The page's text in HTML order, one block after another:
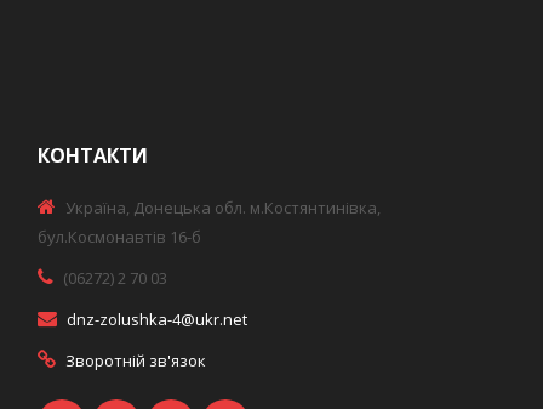
КОНТАКТИ
Україна, Донецька обл. м.Костянтинівка,
бул.Космонавтів 16-б
(06272) 2 70 03
dnz-zolushka-4@ukr.net
Зворотній зв'язок